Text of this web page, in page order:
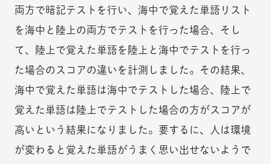
両方で暗記テストを行い、海中で覚えた単語リスト
を海中と陸上の両方でテストを行った場合、そし
て、陸上で覚えた単語を陸上と海中でテストを行っ
た場合のスコアの違いを計測しました。その結果、
海中で覚えた単語は海中でテストした場合、陸上で
覚えた単語は陸上でテストした場合の方がスコアが
高いという結果になりました。要するに、人は環境
が変わると覚えた単語がうまく思い出せないようで